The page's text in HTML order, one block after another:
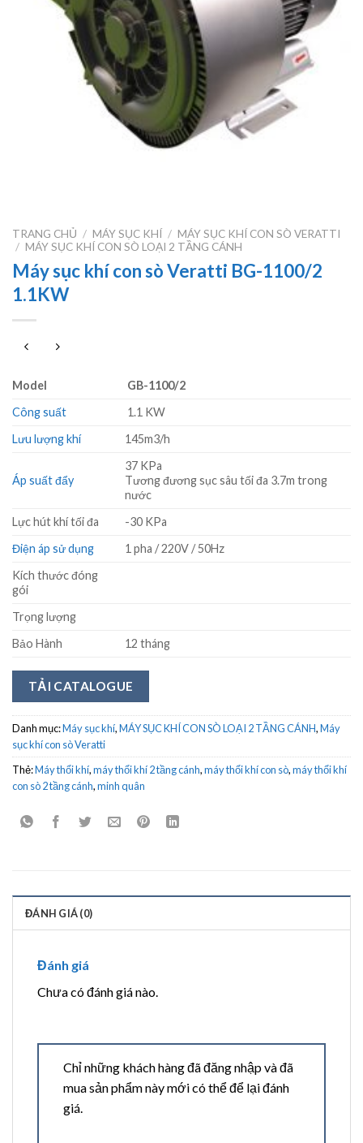
TRANG CHỦ / MÁY SỤC KHÍ / MÁY SỤC KHÍ CON SÒ VERATTI
/ MÁY SỤC KHÍ CON SÒ LOẠI 2 TẦNG CÁNH
Máy sục khí con sò Veratti BG-1100/2
1.1KW
Model
GB-1100/2
Công suất
1.1 KW
Lưu lượng khí
145m3/h
Áp suất đẩy
37 KPa
Tương đương sục sâu tối đa 3.7m trong
nước
Lực hút khí tối đa
-30 KPa
Điện áp sử dụng
1 pha / 220V / 50Hz
Kích thước đóng
gói
Trọng lượng
Bảo Hành
12 tháng
TẢI CATALOGUE
Danh mục:Máy sục khí,MÁY SỤC KHÍ CON SÒ LOẠI 2 TẦNG CÁNH,Máy
sục khí con sò Veratti
Thẻ:Máy thổi khí,máy thổi khí 2 tầng cánh,máy thổi khí con sò,máy thổi khí
con sò 2 tầng cánh,minh quân
ĐÁNH GIÁ (0)
Đánh giá
Chưa có đánh giá nào.
Chỉ những khách hàng đã đăng nhập và đã
mua sản phẩm này mới có thể để lại đánh
giá.